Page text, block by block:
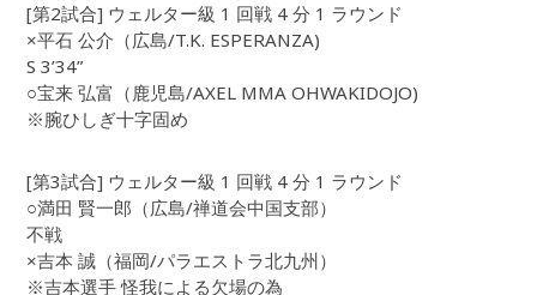
[第2試合] ウェルター級 1 回戦 4 分 1 ラウンド
×平石 公介（広島/T.K. ESPERANZA)
S 3’34”
○宝来 弘富（鹿児島/AXEL MMA OHWAKIDOJO)
※腕ひしぎ十字固め
[第3試合] ウェルター級 1 回戦 4 分 1 ラウンド
○満田 賢一郎（広島/禅道会中国支部）
不戦
×吉本 誠（福岡/パラエストラ北九州）
※吉本選手 怪我による欠場の為